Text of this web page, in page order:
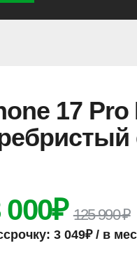
17 Pro
000₽ 125 990 ₽
3 049₽ / в